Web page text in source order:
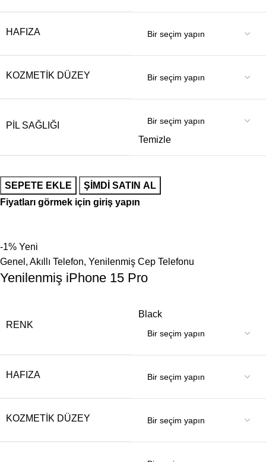
HAFIZA
KOZMETIK DÜZEY
PIL SAĞLIĞI
Temizle
SEPETE EKLE
ŞIMDI SATIN AL
Fiyatları görmek için giriş yapın
-1% Yeni
Genel , Akıllı Telefon, Yenilenmiş Cep Telefonu
Yenilenmiş iPhone 15 Pro
RENK
Black
HAFIZA
KOZMETIK DÜZEY